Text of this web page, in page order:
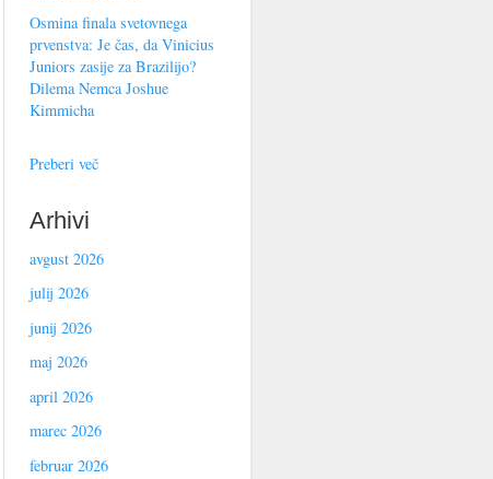
Osmina finala svetovnega
prvenstva: Je čas, da Vinicius
Juniors zasije za Brazilijo?
Dilema Nemca Joshue
Kimmicha
Preberi več
Arhivi
avgust 2026
julij 2026
junij 2026
maj 2026
april 2026
marec 2026
februar 2026